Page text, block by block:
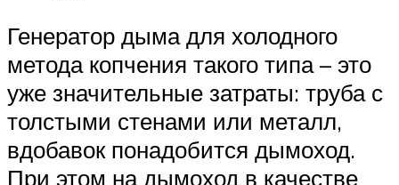
Генератор дыма для холодного
метода копчения такого типа – это
уже значительные затраты: труба с
толстыми стенами или металл,
вдобавок понадобится дымоход.
При этом на дымоход в качестве